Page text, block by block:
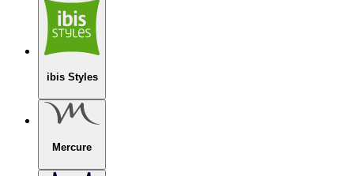
ibis Styles
Mercure